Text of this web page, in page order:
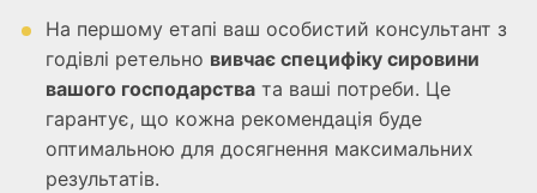
На першому етапі ваш особистий консультант з
годівлі ретельно вивчає специфіку сировини
вашого господарства та ваші потреби. Це
гарантує, що кожна рекомендація буде
оптимальною для досягнення максимальних
результатів.